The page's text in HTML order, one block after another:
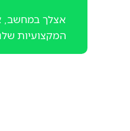
אצלך במחשב,
המקצועיות